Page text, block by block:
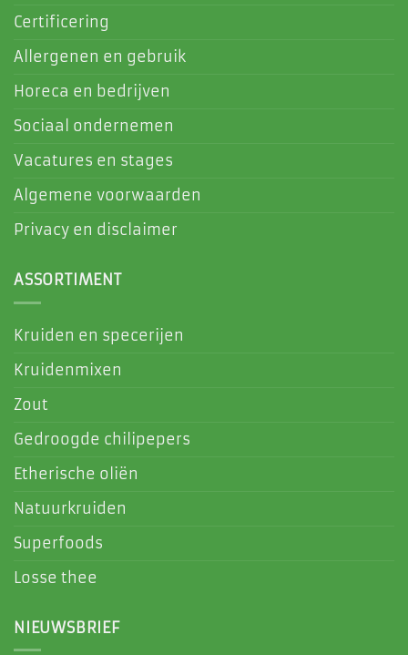
Certificering
Allergenen en gebruik
Horeca en bedrijven
Sociaal ondernemen
Vacatures en stages
Algemene voorwaarden
Privacy en disclaimer
ASSORTIMENT
Kruiden en specerijen
Kruidenmixen
Zout
Gedroogde chilipepers
Etherische oliën
Natuurkruiden
Superfoods
Losse thee
NIEUWSBRIEF